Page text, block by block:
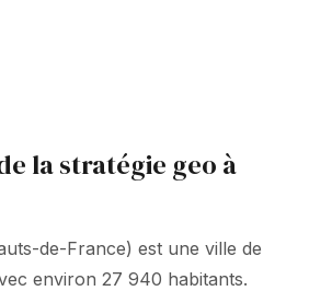
la stratégie geo à
de-France) est une ville de
environ 27 940 habitants.